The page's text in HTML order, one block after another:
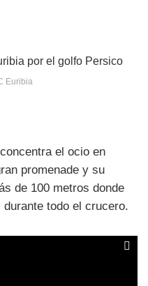
Euribia
el ocio en
promenade y su
de 100 metros donde
todo el crucero.